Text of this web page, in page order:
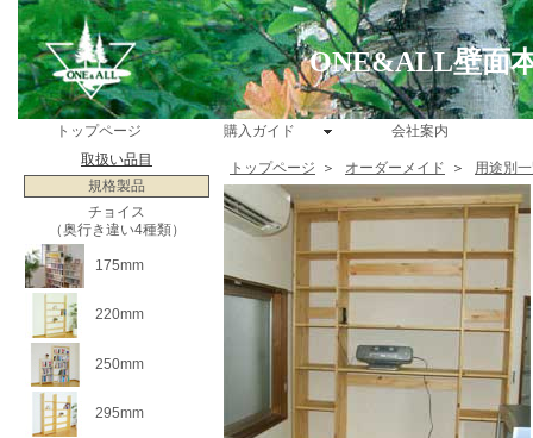
ONE&ALL壁面
トップページ 購入ガイド
会社案内
取扱い品目
規格製品
チョイス
（奥行き違い4種類）
175mm
220mm
250mm
295mm
トップページ ＞ オーダーメイド ＞ 用途別